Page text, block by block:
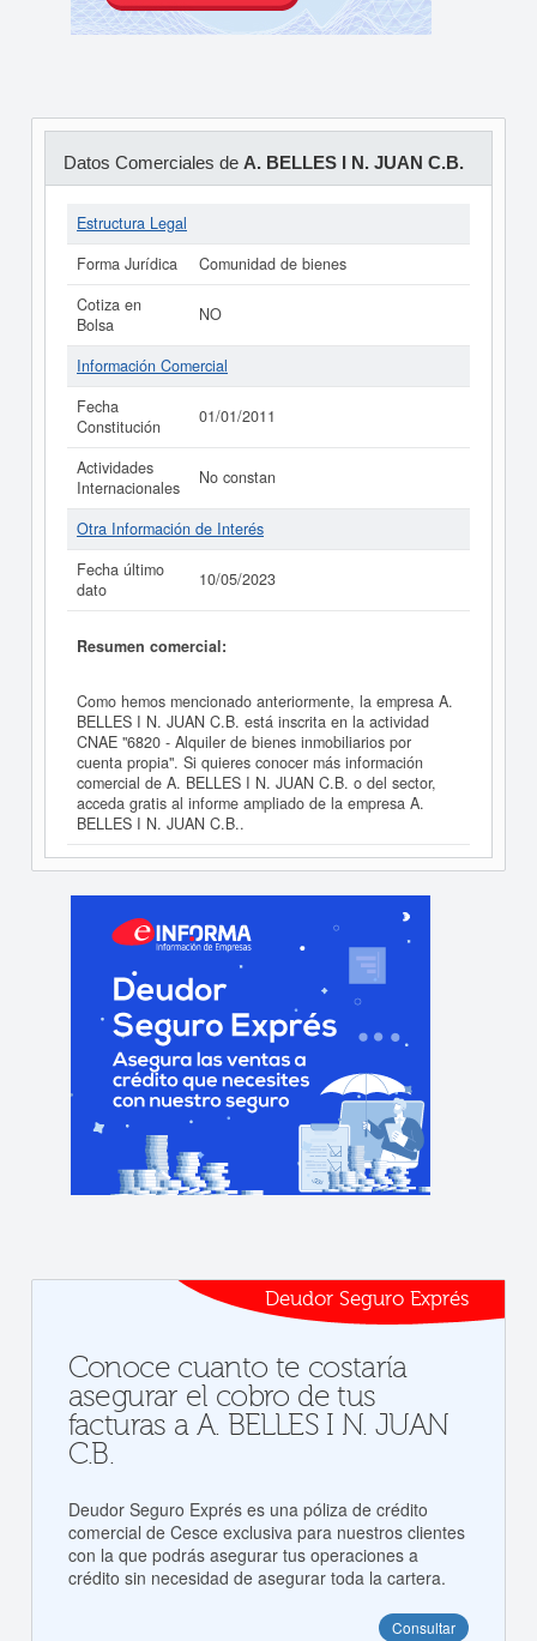
Datos Comerciales de A. BELLES I N. JUAN C.B.
Estructura Legal
Forma Jurídica
Comunidad de bienes
Cotiza en
Bolsa
NO
Información Comercial
Fecha
Constitución
01/01/2011
Actividades
Internacionales
No constan
Otra Información de Interés
Fecha último
dato
10/05/2023
Resumen comercial:
Como hemos mencionado anteriormente, la empresa A.
BELLES I N. JUAN C.B. está inscrita en la actividad
CNAE "6820 - Alquiler de bienes inmobiliarios por
cuenta propia". Si quieres conocer más información
comercial de A. BELLES I N. JUAN C.B. o del sector,
acceda gratis al informe ampliado de la empresa A.
BELLES I N. JUAN C.B..
Deudor Seguro Exprés
Conoce cuanto te costaría
asegurar el cobro de tus
facturas a A. BELLES I N. JUAN
C.B.
Deudor Seguro Exprés es una póliza de crédito
comercial de Cesce exclusiva para nuestros clientes
con la que podrás asegurar tus operaciones a
crédito sin necesidad de asegurar toda la cartera.
Consultar